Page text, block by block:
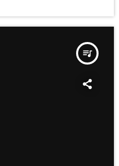
queue_music